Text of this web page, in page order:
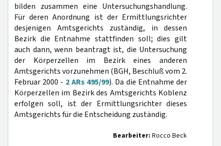
bilden zusammen eine Untersuchungshandlung.
Für deren Anordnung ist der Ermittlungsrichter
desjenigen Amtsgerichts zuständig, in dessen
Bezirk die Entnahme stattfinden soll; dies gilt
auch dann, wenn beantragt ist, die Untersuchung
der Körperzellen im Bezirk eines anderen
Amtsgerichts vorzunehmen (BGH, Beschluß vom 2.
Februar 2000 - 2 ARs 495/99). Da die Entnahme der
Körperzellen im Bezirk des Amtsgerichts Koblenz
erfolgen soll, ist der Ermittlungsrichter dieses
Amtsgerichts für die Entscheidung zuständig.
Bearbeiter: Rocco Beck